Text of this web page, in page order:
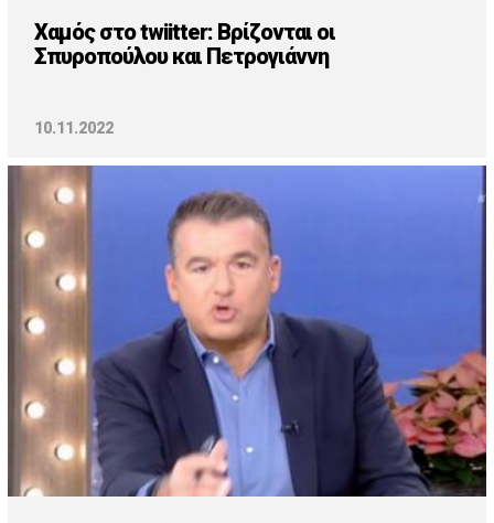
Χαμός στο twiitter: Βρίζονται οι
Σπυροπούλου και Πετρογιάννη
10.11.2022